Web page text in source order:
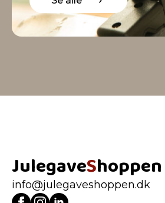
JulegaveShoppen
info@julegaveshoppen.dk